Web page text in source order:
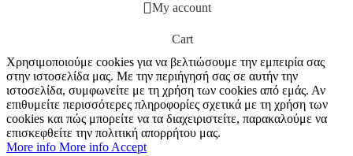
My account
Cart
Χρησιμοποιούμε cookies για να βελτιώσουμε την εμπειρία σας
στην ιστοσελίδα μας. Με την περιήγησή σας σε αυτήν την
ιστοσελίδα, συμφωνείτε με τη χρήση των cookies από εμάς. Αν
επιθυμείτε περισσότερες πληροφορίες σχετικά με τη χρήση των
cookies και πώς μπορείτε να τα διαχειριστείτε, παρακαλούμε να
επισκεφθείτε την πολιτική απορρήτου μας.
More info More info Accept